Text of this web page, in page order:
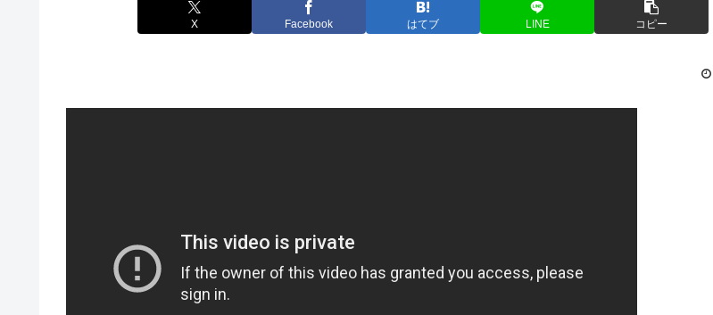
X Facebook はてブ LINE コピー